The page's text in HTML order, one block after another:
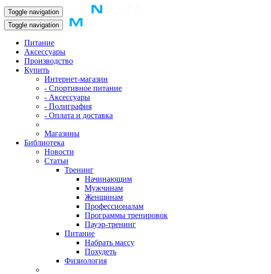
Toggle navigation
Toggle navigation
Питание
Аксессуары
Производство
Купить
Интернет-магазин
- Спортивное питание
- Аксессуары
- Полиграфия
- Оплата и доставка
Магазины
Библиотека
Новости
Статьи
Тренинг
Начинающим
Мужчинам
Женщинам
Профессионалам
Программы тренировок
Пауэр-тренинг
Питание
Набрать массу
Похудеть
Физиология